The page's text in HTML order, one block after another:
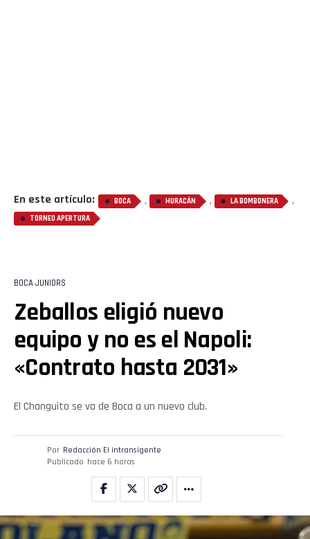
En este artículo: BOCA , HURACÁN , LA BOMBONERA ,
TORNEO APERTURA
BOCA JUNIORS
Zeballos eligió nuevo
equipo y no es el Napoli:
«Contrato hasta 2031»
El Changuito se va de Boca a un nuevo club.
Por Redacción El intransigente
Publicado hace 6 horas